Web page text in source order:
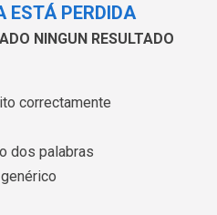
ESTÁ PERDIDA
NINGUN RESULTADO
correctamente
dos palabras